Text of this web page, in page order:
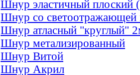
Шнур эластичный плоский
Шнур со светоотражающей
Шнур атласный "круглый"
Шнур метализированный
Шнур Витой
Шнур Акрил